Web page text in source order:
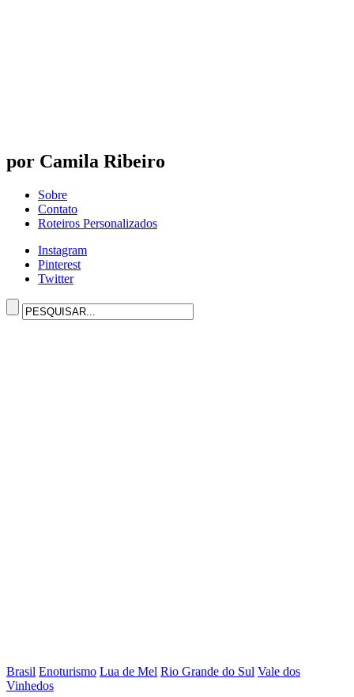
por Camila Ribeiro
Sobre
Contato
Roteiros Personalizados
Instagram
Pinterest
Twitter
Brasil Enoturismo Lua de Mel Rio Grande do Sul Vale dos
Vinhedos